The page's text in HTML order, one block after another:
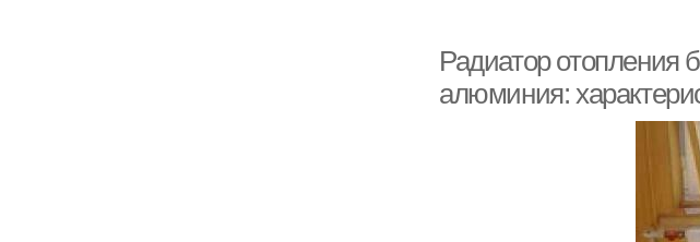
Радиатор отопления
алюминия: